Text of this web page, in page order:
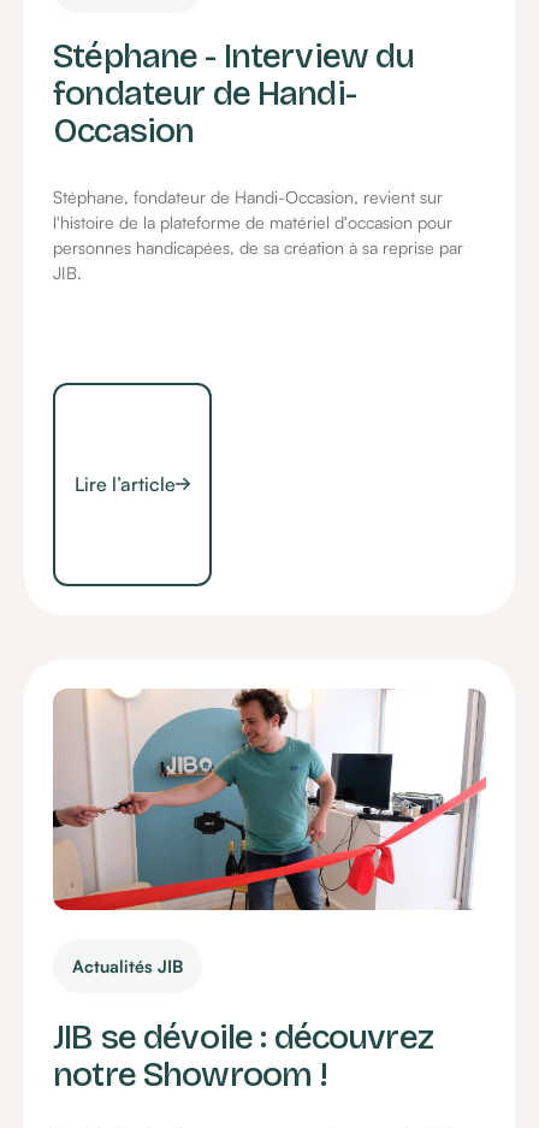
Stéphane - Interview du
fondateur de Handi-
Occasion
Stéphane, fondateur de Handi-Occasion, revient sur
l'histoire de la plateforme de matériel d'occasion pour
personnes handicapées, de sa création à sa reprise par
JIB.
Lire l’article
Actualités JIB
JIB se dévoile : découvrez
notre Showroom !